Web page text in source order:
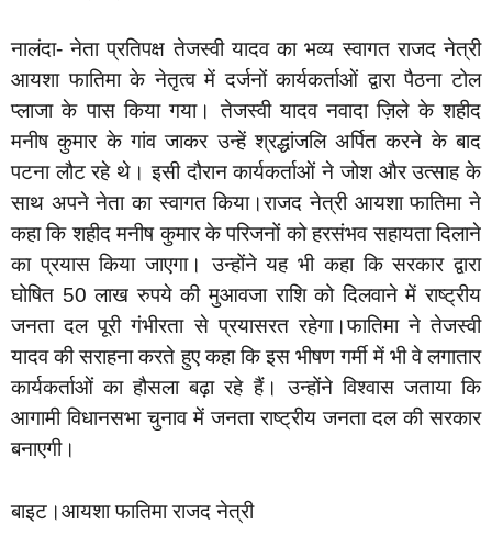
नालंदा- नेता प्रतिपक्ष तेजस्वी यादव का भव्य स्वागत राजद नेत्री
आयशा फातिमा के नेतृत्व में दर्जनों कार्यकर्ताओं द्वारा पैठना टोल
प्लाजा के पास किया गया। तेजस्वी यादव नवादा ज़िले के शहीद
मनीष कुमार के गांव जाकर उन्हें श्रद्धांजलि अर्पित करने के बाद
पटना लौट रहे थे। इसी दौरान कार्यकर्ताओं ने जोश और उत्साह के
साथ अपने नेता का स्वागत किया।राजद नेत्री आयशा फातिमा ने
कहा कि शहीद मनीष कुमार के परिजनों को हरसंभव सहायता दिलाने
का प्रयास किया जाएगा। उन्होंने यह भी कहा कि सरकार द्वारा
घोषित 50 लाख रुपये की मुआवजा राशि को दिलवाने में राष्ट्रीय
जनता दल पूरी गंभीरता से प्रयासरत रहेगा।फातिमा ने तेजस्वी
यादव की सराहना करते हुए कहा कि इस भीषण गर्मी में भी वे लगातार
कार्यकर्ताओं का हौसला बढ़ा रहे हैं। उन्होंने विश्वास जताया कि
आगामी विधानसभा चुनाव में जनता राष्ट्रीय जनता दल की सरकार
बनाएगी।
बाइट।आयशा फातिमा राजद नेत्री